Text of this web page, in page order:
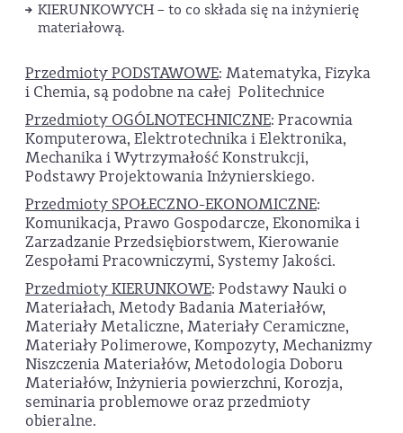
KIERUNKOWYCH – to co składa się na inżynierię
materiałową.
Przedmioty PODSTAWOWE: Matematyka, Fizyka
i Chemia, są podobne na całej Politechnice
Przedmioty OGÓLNOTECHNICZNE: Pracownia
Komputerowa, Elektrotechnika i Elektronika,
Mechanika i Wytrzymałość Konstrukcji,
Podstawy Projektowania Inżynierskiego.
Przedmioty SPOŁECZNO-EKONOMICZNE:
Komunikacja, Prawo Gospodarcze, Ekonomika i
Zarzadzanie Przedsiębiorstwem, Kierowanie
Zespołami Pracowniczymi, Systemy Jakości.
Przedmioty KIERUNKOWE: Podstawy Nauki o
Materiałach, Metody Badania Materiałów,
Materiały Metaliczne, Materiały Ceramiczne,
Materiały Polimerowe, Kompozyty, Mechanizmy
Niszczenia Materiałów, Metodologia Doboru
Materiałów, Inżynieria powierzchni, Korozja,
seminaria problemowe oraz przedmioty
obieralne.